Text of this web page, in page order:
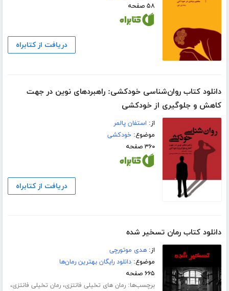
۵۸ صفحه
دریافت از کتابراه
دانلود کتاب روان‌شناسی خودکشی: راهبردهای نوین در جهت
کاهش و جلوگیری از خودکشی
از: استفان پالمر
موضوع:خودکشی
۳۶۰ صفحه
دریافت از کتابراه
دانلود کتاب رمان تسخیر شده
از:هدی موتورچی
موضوع:دانلود رایگان بهترین رمان‌ها
۶۶۵ صفحه
برچسب‌ها:رمان های تخیلی فانتزی،رمان تخیلی فانتزی،